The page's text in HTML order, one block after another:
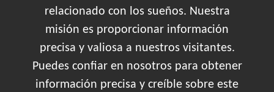
relacionado con los sueños. Nuestra
misión es proporcionar información
precisa y valiosa a nuestros visitantes.
Puedes confiar en nosotros para obtener
información precisa y creíble sobre este